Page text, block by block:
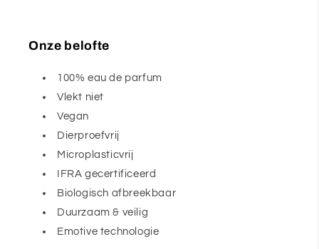
Onze belofte
100% eau de parfum
Vlekt niet
Vegan
Dierproefvrij
Microplasticvrij
IFRA gecertificeerd
Biologisch afbreekbaar
Duurzaam & veilig
Emotive technologie